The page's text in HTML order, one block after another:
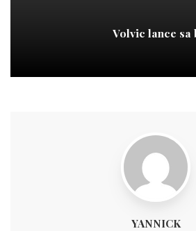
Volvic lance sa
YANNICK